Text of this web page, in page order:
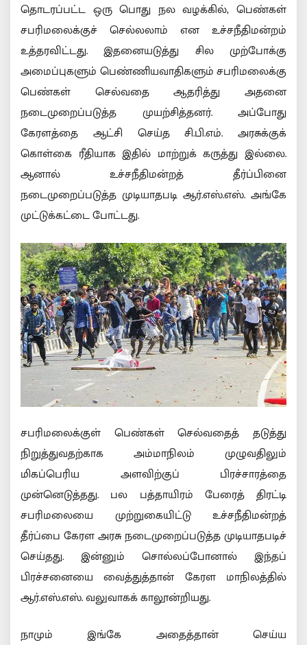
தொடரப்பட்ட ஒரு பொது நல வழக்கில், பெண்கள்
சபரிமலைக்குச் செல்லலாம் என உச்சநீதிமன்றம்
உத்தரவிட்டது. இதனையடுத்து சில முற்போக்கு
அமைப்புகளும் பெண்ணியவாதிகளும் சபரிமலைக்கு
பெண்கள் செல்வதை ஆதரித்து அதனை
நடைமுறைப்படுத்த முயற்சித்தனர். அப்போது
கேரளத்தை ஆட்சி செய்த சி.பி.எம். அரசுக்குக்
கொள்கை ரீதியாக இதில் மாற்றுக் கருத்து இல்லை.
ஆனால் உச்சநீதிமன்றத் தீர்ப்பினை
நடைமுறைப்படுத்த முடியாதபடி ஆர்.எஸ்.எஸ். அங்கே
முட்டுக்கட்டை போட்டது.
சபரிமலைக்குள் பெண்கள் செல்வதைத் தடுத்து
நிறுத்துவதற்காக அம்மாநிலம் முழுவதிலும்
மிகப்பெரிய அளவிற்குப் பிரச்சாரத்தை
முன்னெடுத்தது. பல பத்தாயிரம் பேரைத் திரட்டி
சபரிமலையை முற்றுகையிட்டு உச்சநீதிமன்றத்
தீர்ப்பை கேரள அரசு நடைமுறைப்படுத்த முடியாதபடிச்
செய்தது. இன்னும் சொல்லப்போனால் இந்தப்
பிரச்சனையை வைத்துத்தான் கேரள மாநிலத்தில்
ஆர்.எஸ்.எஸ். வலுவாகக் காலூன்றியது.
நாமும் இங்கே அதைத்தான் செய்ய